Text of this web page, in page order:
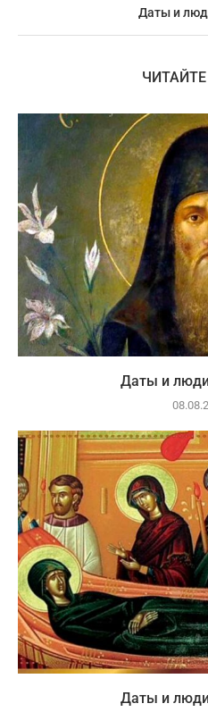
Даты и
Даты и
Даты и